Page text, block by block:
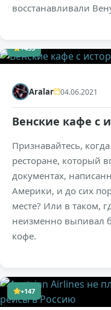
восстанавливали
+453
Aralar 04.06.2021
Венские кафе с
Признавайтесь,
ресторане, который
документах,
Америки, и до сих
месте? Или в таком,
неизменно выпивал
кофе.
+147